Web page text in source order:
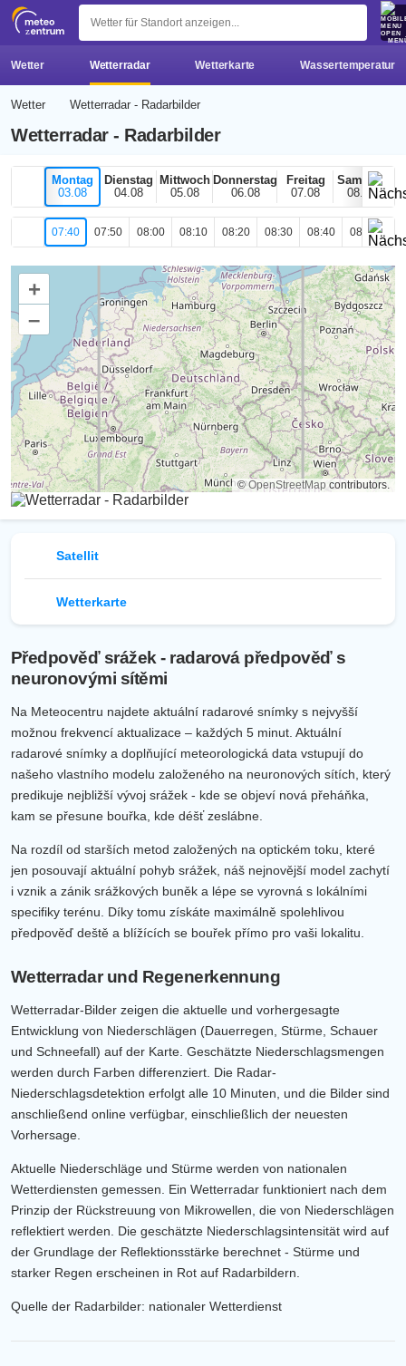
z
Wetter Wetterradar Wetterkarte Wassertemperatur
Wetter Wetterradar - Radarbilder
Wetterradar - Radarbilder
Montag
03.08
Dienstag
04.08
Mittwoch
05.08
Donnerstag
06.08
Freitag
07.08
Samstag
08.08
07:40 07:50 08:00 08:10 08:20 08:30 08:40 08:50
+
–
©OpenStreetMap contributors.
Satellit
Wetterkarte
Předpověď srážek - radarová předpověď s
neuronovými sítěmi
Na Meteocentru najdete aktuální radarové snímky s nejvyšší
možnou frekvencí aktualizace – každých 5 minut. Aktuální
radarové snímky a doplňující meteorologická data vstupují do
našeho vlastního modelu založeného na neuronových sítích, který
predikuje nejbližší vývoj srážek - kde se objeví nová přeháňka,
kam se přesune bouřka, kde déšť zeslábne.
Na rozdíl od starších metod založených na optickém toku, které
jen posouvají aktuální pohyb srážek, náš nejnovější model zachytí
i vznik a zánik srážkových buněk a lépe se vyrovná s lokálními
specifiky terénu. Díky tomu získáte maximálně spolehlivou
předpověď deště a blížících se bouřek přímo pro vaši lokalitu.
Wetterradar und Regenerkennung
Wetterradar-Bilder zeigen die aktuelle und vorhergesagte
Entwicklung von Niederschlägen (Dauerregen, Stürme, Schauer
und Schneefall) auf der Karte. Geschätzte Niederschlagsmengen
werden durch Farben differenziert. Die Radar-
Niederschlagsdetektion erfolgt alle 10 Minuten, und die Bilder sind
anschließend online verfügbar, einschließlich der neuesten
Vorhersage.
Aktuelle Niederschläge und Stürme werden von nationalen
Wetterdiensten gemessen. Ein Wetterradar funktioniert nach dem
Prinzip der Rückstreuung von Mikrowellen, die von Niederschlägen
reflektiert werden. Die geschätzte Niederschlagsintensität wird auf
der Grundlage der Reflektionsstärke berechnet - Stürme und
starker Regen erscheinen in Rot auf Radarbildern.
Quelle der Radarbilder: nationaler Wetterdienst